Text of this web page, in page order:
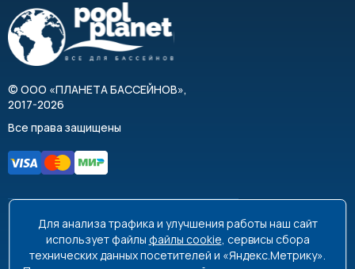
Инструкция по эксплуатации VagnerPool EOV (нерж.
сталь)
© ООО «ПЛАНЕТА БАССЕЙНОВ»,
2017-2026
Все права защищены
8 495 663-99-48
8 800 350-99-08
info@poolplanet.ru
Для анализа трафика и улучшения работы наш сайт
использует файлы файлы cookie, сервисы сбора
технических данных посетителей и «Яндекс.Метрику».